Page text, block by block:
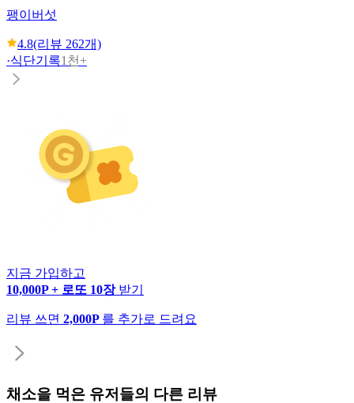
팽이버섯
4.8(리뷰 262개)
·식단기록1천+
지금 가입하고
10,000P + 로또 10장 받기
리뷰 쓰면 2,000P 를 추가로 드려요
채소을 먹은 유저들의 다른 리뷰